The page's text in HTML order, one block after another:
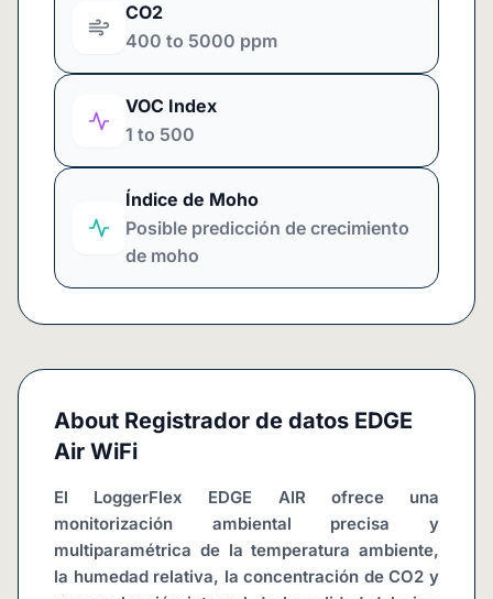
CO2
400 to 5000 ppm
VOC Index
1 to 500
Índice de Moho
Posible predicción de crecimiento
de moho
About Registrador de datos EDGE
Air WiFi
El LoggerFlex EDGE AIR ofrece una
monitorización ambiental precisa y
multiparamétrica de la temperatura ambiente,
la humedad relativa, la concentración de CO2 y